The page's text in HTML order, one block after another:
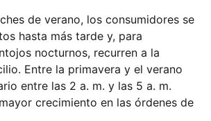
de verano, los consumidores se
hasta más tarde y, para
nocturnos, recurren a la
Entre la primavera y el verano
entre las 2 a. m. y las 5 a. m.
crecimiento en las órdenes de